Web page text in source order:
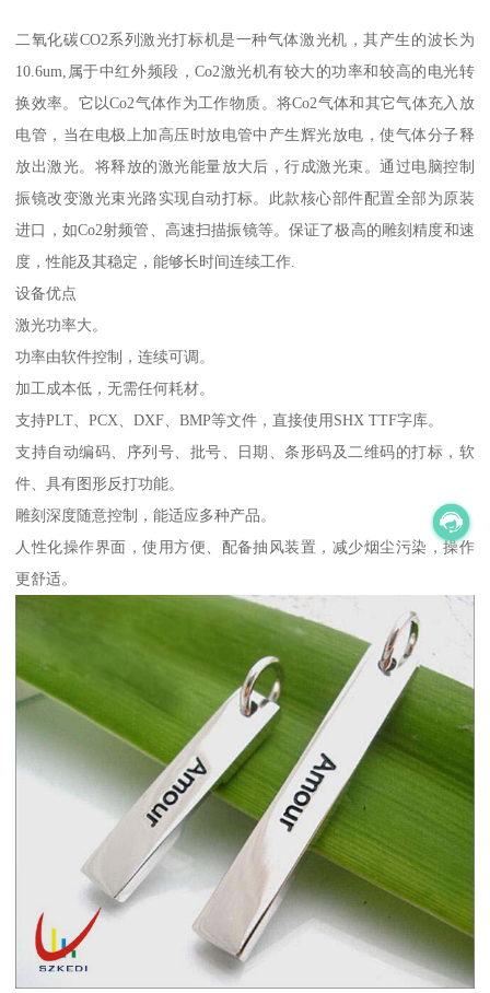
二氧化碳CO2系列激光打标机是一种气体激光机，其产生的波长为
10.6um,属于中红外频段，Co2激光机有较大的功率和较高的电光转
换效率。它以Co2气体作为工作物质。将Co2气体和其它气体充入放
电管，当在电极上加高压时放电管中产生辉光放电，使气体分子释
放出激光。将释放的激光能量放大后，行成激光束。通过电脑控制
振镜改变激光束光路实现自动打标。此款核心部件配置全部为原装
进口，如Co2射频管、高速扫描振镜等。保证了极高的雕刻精度和速
度，性能及其稳定，能够长时间连续工作.
设备优点
激光功率大。
功率由软件控制，连续可调。
加工成本低，无需任何耗材。
支持PLT、PCX、DXF、BMP等文件，直接使用SHX TTF字库。
支持自动编码、序列号、批号、日期、条形码及二维码的打标，软
件、具有图形反打功能。
雕刻深度随意控制，能适应多种产品。
人性化操作界面，使用方便、配备抽风装置，减少烟尘污染，操作
更舒适。